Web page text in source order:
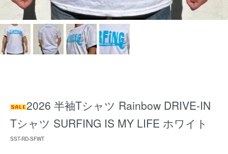
2026 半袖Tシャツ Rainbow DRIVE-IN
Tシャツ SURFING IS MY LIFE ホワイト
SST-RD-SFWT